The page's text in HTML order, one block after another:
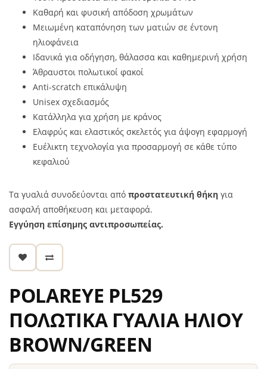
Καθαρή και φυσική απόδοση χρωμάτων
Μειωμένη καταπόνηση των ματιών σε έντονη
ηλιοφάνεια
Ιδανικά για οδήγηση, θάλασσα και καθημερινή χρήση
Άθραυστοι πολωτικοί φακοί
Anti-scratch επικάλυψη
Unisex σχεδιασμός
Κατάλληλα για χρήση με κράνος
Ελαφρύς και ελαστικός σκελετός για άψογη εφαρμογή
Ευέλικτη τεχνολογία για προσαρμογή σε κάθε τύπο
κεφαλιού
Τα γυαλιά συνοδεύονται από προστατευτική θήκη για
ασφαλή αποθήκευση και μεταφορά.
Εγγύηση επίσημης αντιπροσωπείας.
POLAREYE PL529
ΠΟΛΩΤΙΚΑ ΓΥΑΛΙΑ ΗΛΙΟΥ
BROWN/GREEN